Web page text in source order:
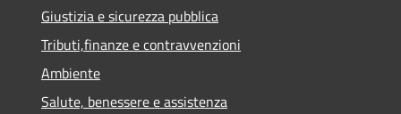
Giustizia e sicurezza pubblica
Tributi,finanze e contravvenzioni
Ambiente
Salute, benessere e assistenza